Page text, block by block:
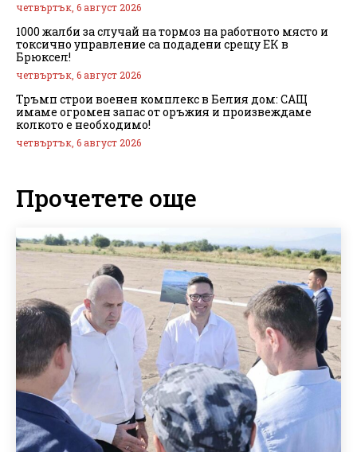
четвъртък, 6 август 2026
1000 жалби за случай на тормоз на работното място и
токсично управление са подадени срещу ЕК в
Брюксел!
четвъртък, 6 август 2026
Тръмп строи военен комплекс в Белия дом: САЩ
имаме огромен запас от оръжия и произвеждаме
колкото е необходимо!
четвъртък, 6 август 2026
Прочетете още